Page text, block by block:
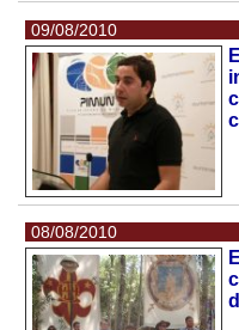
09/08/2010
08/08/2010